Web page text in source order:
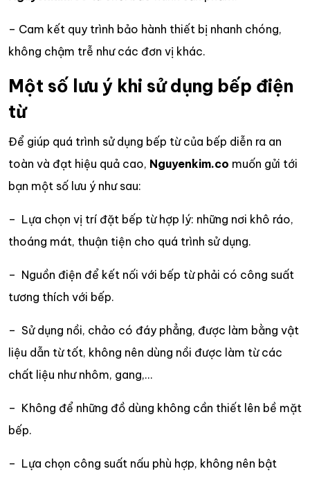
– Cam kết quy trình bảo hành thiết bị nhanh chóng,
không chậm trễ như các đơn vị khác.
Một số lưu ý khi sử dụng bếp điện
từ
Để giúp quá trình sử dụng bếp từ của bếp diễn ra an
toàn và đạt hiệu quả cao, Nguyenkim.co muốn gửi tới
bạn một số lưu ý như sau:
– Lựa chọn vị trí đặt bếp từ hợp lý: những nơi khô ráo,
thoáng mát, thuận tiện cho quá trình sử dụng.
– Nguồn điện để kết nối với bếp từ phải có công suất
tương thích với bếp.
– Sử dụng nồi, chảo có đáy phẳng, được làm bằng vật
liệu dẫn từ tốt, không nên dùng nồi được làm từ các
chất liệu như nhôm, gang,…
– Không để những đồ dùng không cần thiết lên bề mặt
bếp.
– Lựa chọn công suất nấu phù hợp, không nên bật